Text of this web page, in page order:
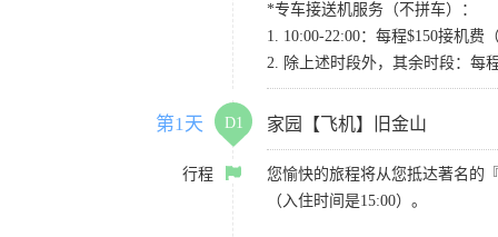
*专车接送机服务（不拼车）：
1. 10:00-22:00：每程$150接机
2. 除上述时段外，其余时段：每
第1天 D1 家园【飞机】旧金山
行程
您愉快的旅程将从您抵达著名的
（入住时间是15:00）。